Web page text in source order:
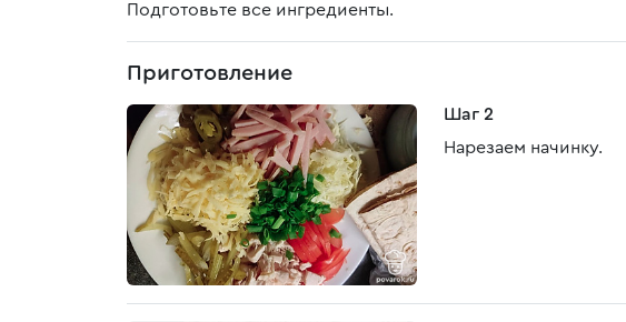
Подготовьте все ингредиенты.
Приготовление
Шаг 2
Нарезаем начинку.